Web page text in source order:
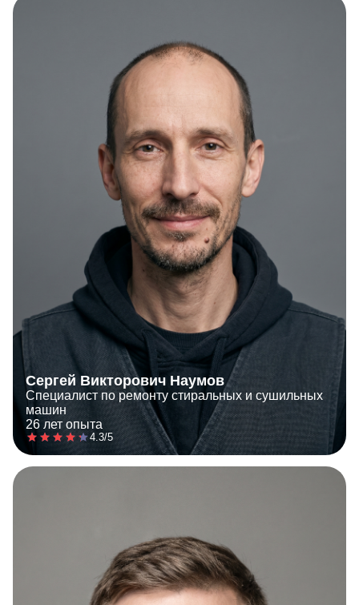
Сергей Викторович Наумов
Специалист по ремонту стиральных и сушильных
машин
26 лет опыта
4.3/5